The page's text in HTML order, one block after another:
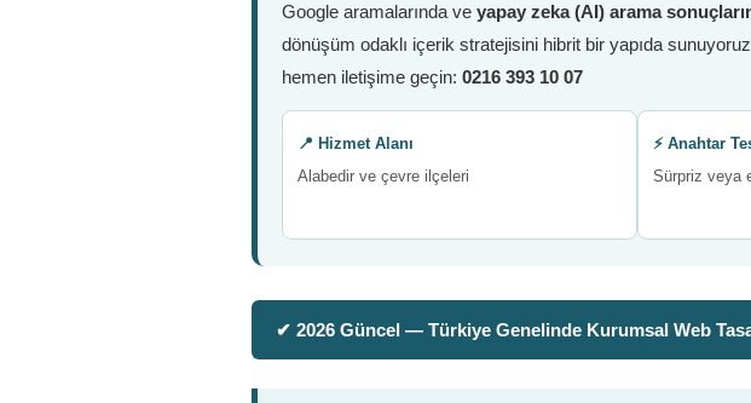
Google aramalarında ve yapay zeka (AI) arama
dönüşüm odaklı içerik stratejisini hibrit bir yapıda
hemen iletişime geçin: 0216 393 10 07
📍 Hizmet Alanı
Alabedir ve çevre ilçeleri
⚡ Anahtar
Sürpriz veya
✔ 2026 Güncel — Türkiye Genelinde Kurumsal Web